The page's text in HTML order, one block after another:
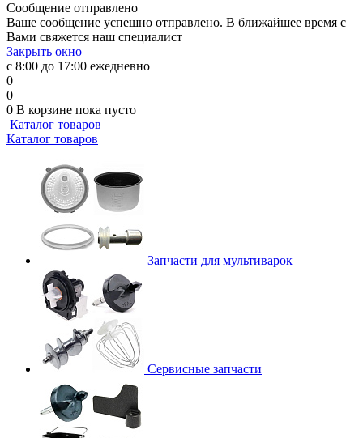
Сообщение отправлено
Ваше сообщение успешно отправлено. В ближайшее время с
Вами свяжется наш специалист
Закрыть окно
с 8:00 до 17:00 ежедневно
0
0
0 В корзине пока пусто
Каталог товаров
Каталог товаров
Запчасти для мультиварок
Сервисные запчасти